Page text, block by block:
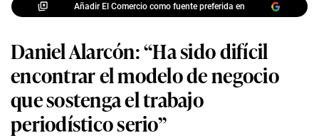
Añadir El Comercio como fuente preferida en
Daniel Alarcón: “Ha sido difícil
encontrar el modelo de negocio
que sostenga el trabajo
periodístico serio”